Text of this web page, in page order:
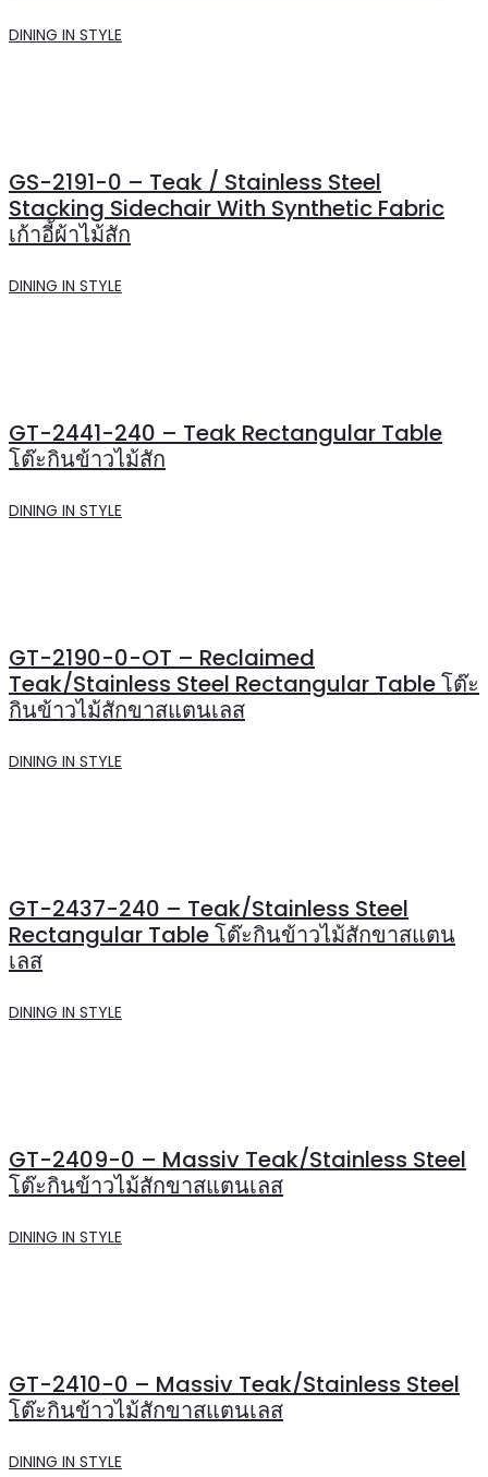
DINING IN STYLE
GS-2191-0 – Teak / Stainless Steel
Stacking Sidechair With Synthetic Fabric
เก้าอี้ผ้าไม้สัก
DINING IN STYLE
GT-2441-240 – Teak Rectangular Table
โต๊ะกินข้าวไม้สัก
DINING IN STYLE
GT-2190-0-OT – Reclaimed
Teak/Stainless Steel Rectangular Table โต๊ะ
กินข้าวไม้สักขาสแตนเลส
DINING IN STYLE
GT-2437-240 – Teak/Stainless Steel
Rectangular Table โต๊ะกินข้าวไม้สักขาสแตน
เลส
DINING IN STYLE
GT-2409-0 – Massiv Teak/Stainless Steel
โต๊ะกินข้าวไม้สักขาสแตนเลส
DINING IN STYLE
GT-2410-0 – Massiv Teak/Stainless Steel
โต๊ะกินข้าวไม้สักขาสแตนเลส
DINING IN STYLE